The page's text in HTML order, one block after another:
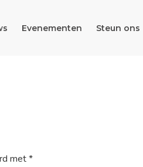
Evenementen Steun ons
met*